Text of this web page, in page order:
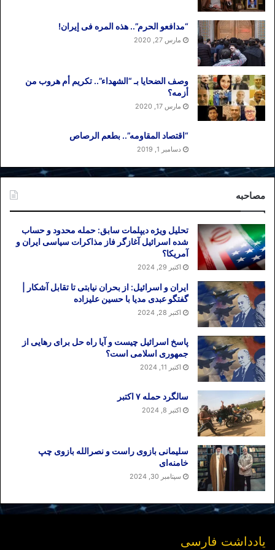
“مدافعو الحرم”.. هذه المره فی إیران!
مارس 27, 2020
وصف الضحایا بـ “الشهداء”.. تکریم أم هروب من
أزمه؟
مارس 17, 2020
“اقتصاد المقاومه”.. بطعم الرصاص
دسامبر 1, 2019
مصاحبه
تحلیل ویژه دیپلمات سابق: حمله محدود و حساب
شده اسرائیل آغازگر فاز مذاکرات سیاسی ایران و
آمریکا؟
اکتبر 29, 2024
ایران و اسرائیل: از بحران نیابتی تا تقابل آشکار |
گفتگو عبدی مدیا با حسین علیزاده
اکتبر 28, 2024
پاسخ اسرائیل چیست و آیا راه حل برای رهایی از
جمهوری اسلامی است؟
اکتبر 11, 2024
سالگرد حمله ۷ اکتبر
اکتبر 8, 2024
سلیمانی بازوی راست و نصرالله بازوی چپ
خامنه‌ای
سپتامبر 30, 2024
یادداشت فارسی